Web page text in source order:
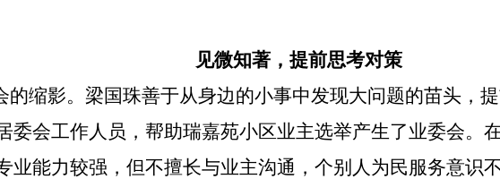
见微知著，提前思考对策
的缩影。梁国珠善于从身边的小事中发现大问题的苗头，提
委会工作人员，帮助瑞嘉苑小区业主选举产生了业委会。
业能力较强，但不擅长与业主沟通，个别人为民服务意识